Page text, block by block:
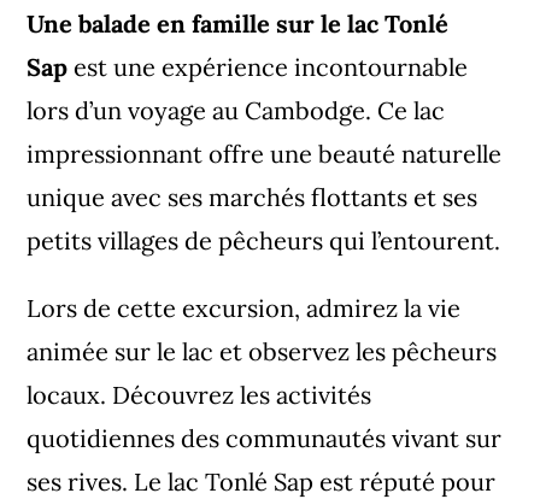
Une balade en famille sur le lac Tonlé
Sap est une expérience incontournable
lors d’un voyage au Cambodge. Ce lac
impressionnant offre une beauté naturelle
unique avec ses marchés flottants et ses
petits villages de pêcheurs qui l’entourent.
Lors de cette excursion, admirez la vie
animée sur le lac et observez les pêcheurs
locaux. Découvrez les activités
quotidiennes des communautés vivant sur
ses rives. Le lac Tonlé Sap est réputé pour